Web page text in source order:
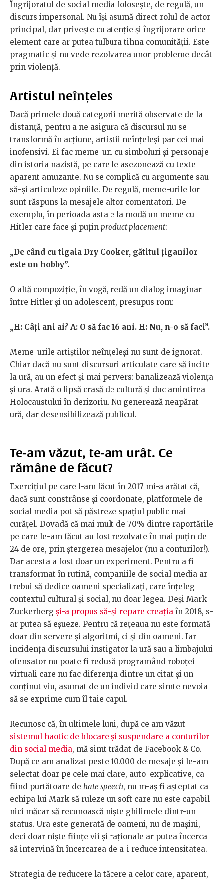
Îngrijoratul de social media folosește, de regulă, un
discurs impersonal. Nu își asumă direct rolul de actor
principal, dar privește cu atenție și îngrijorare orice
element care ar putea tulbura tihna comunității. Este
pragmatic și nu vede rezolvarea unor probleme decât
prin violență.
Artistul neînțeles
Dacă primele două categorii merită observate de la
distanță, pentru a ne asigura că discursul nu se
transformă în acțiune, artiștii neînțeleși par cei mai
inofensivi. Ei fac meme-uri cu simboluri și personaje
din istoria nazistă, pe care le asezonează cu texte
aparent amuzante. Nu se complică cu argumente sau
să-și articuleze opiniile. De regulă, meme-urile lor
sunt răspuns la mesajele altor comentatori. De
exemplu, în perioada asta e la modă un meme cu
Hitler care face și puțin product placement:
„De când cu tigaia Dry Cooker, gătitul țiganilor
este un hobby”.
O altă compoziție, în vogă, redă un dialog imaginar
între Hitler și un adolescent, presupus rom:
„H: Câți ani ai? A: O să fac 16 ani. H: Nu, n-o să faci”.
Meme-urile artiștilor neînțeleși nu sunt de ignorat.
Chiar dacă nu sunt discursuri articulate care să incite
la ură, au un efect și mai pervers: banalizează violența
și ura. Arată o lipsă crasă de cultură și duc amintirea
Holocaustului în derizoriu. Nu generează neapărat
ură, dar desensibilizează publicul.
Te-am văzut, te-am urât. Ce
rămâne de făcut?
Exercițiul pe care l-am făcut în 2017 mi-a arătat că,
dacă sunt constrânse și coordonate, platformele de
social media pot să păstreze spațiul public mai
curățel. Dovadă că mai mult de 70% dintre raportările
pe care le-am făcut au fost rezolvate în mai puțin de
24 de ore, prin ștergerea mesajelor (nu a conturilor!).
Dar acesta a fost doar un experiment. Pentru a fi
transformat în rutină, companiile de social media ar
trebui să dedice oameni specializați, care înțeleg
contextul cultural și social, nu doar legea. Deși Mark
Zuckerberg și-a propus să-şi repare creația în 2018, s-
ar putea să eșueze. Pentru că rețeaua nu este formată
doar din servere și algoritmi, ci și din oameni. Iar
incidența discursului instigator la ură sau a limbajului
ofensator nu poate fi redusă programând roboței
virtuali care nu fac diferența dintre un citat și un
conținut viu, asumat de un individ care simte nevoia
să se exprime cum îl taie capul.
Recunosc că, în ultimele luni, după ce am văzut
sistemul haotic de blocare și suspendare a conturilor
din social media, mă simt trădat de Facebook & Co.
După ce am analizat peste 10.000 de mesaje și le-am
selectat doar pe cele mai clare, auto-explicative, ca
fiind purtătoare de hate speech, nu m-aș fi așteptat ca
echipa lui Mark să ruleze un soft care nu este capabil
nici măcar să recunoască niște ghilimele dintr-un
status. Ura este generată de oameni, nu de mașini,
deci doar niște ființe vii și raționale ar putea încerca
să intervină în încercarea de a-i reduce intensitatea.
Strategia de reducere la tăcere a celor care, aparent,